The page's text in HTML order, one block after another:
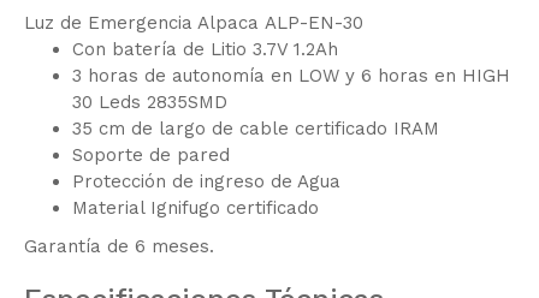
Luz de Emergencia Alpaca ALP-EN-30
Con batería de Litio 3.7V 1.2Ah
3 horas de autonomía en LOW y 6 horas en HIGH
30 Leds 2835SMD
35 cm de largo de cable certificado IRAM
Soporte de pared
Protección de ingreso de Agua
Material Ignifugo certificado
Garantía de 6 meses.